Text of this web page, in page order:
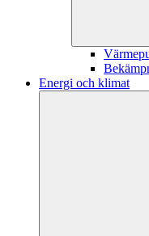
Energi och klimat